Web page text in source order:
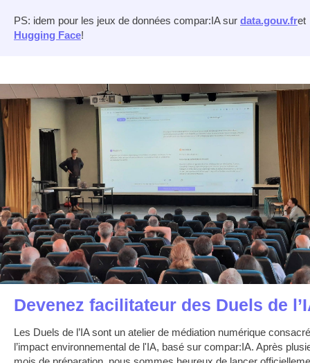
PS: idem pour les jeux de données compar:IA sur data.gouv.fret
Hugging Face!
Devenez facilitateur des Duels de
Les Duels de l’IA sont un atelier de médiation numérique
l’impact environnemental de l'IA, basé sur compar:IA. Après